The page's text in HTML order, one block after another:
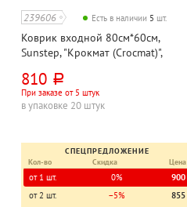
239606 Есть в наличии 5 шт.
Коврик входной 80см*60см,
Sunstep, "Крокмат (Crocmat)",
810 руб.
При заказе от 5 штук
в упаковке 20 штук
СПЕЦПРЕДЛОЖЕНИЕ
Кол-во
Скидка Цена
от 1 шт. 0%
900
от 2 шт.
−5%
855